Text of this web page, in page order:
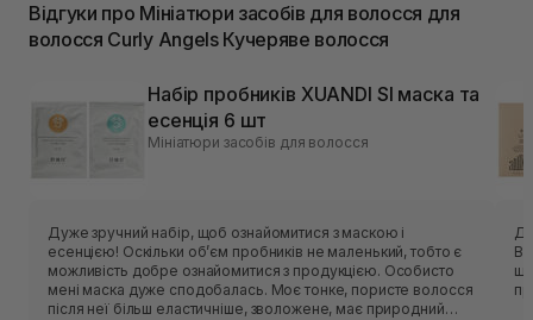
Відгуки про Мініатюри засобів для волосся для
волосся Curly Angels Кучеряве волосся
Набір пробників XUANDI SI маска та
есенція 6 шт
Мініатюри засобів для волосся
Дуже зручний набір, щоб ознайомитися з маскою і
есенцією! Оскільки обʼєм пробників не маленький, тобто є
можливість добре ознайомитися з продукцією. Особисто
мені маска дуже сподобалась. Моє тонке, пористе волосся
після неї більш еластичніше, зволожене, має природний
ще. Для власниць